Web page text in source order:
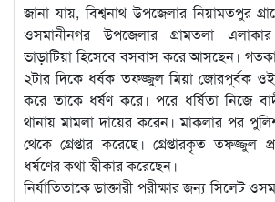
জানা যায়, বিশ্বনাথ উপজেলার নিয়ামতপুর
ওসমানীনগর উপজেলার গ্রামতলা
ভাড়াটিয়া হিসেবে বসবাস করে আসছেন।
২টার দিকে ধর্ষক তফজ্জুল মিয়া জোরপূর্বক
করে তাকে ধর্ষণ করে। পরে ধর্ষিতা নিজে
থানায় মামলা দায়ের করেন। মাকলার পর
থেকে গ্রেপ্তার করেছে। গ্রেপ্তারকৃত তফজ্জুল
ধর্ষণের কথা স্বীকার করেছেন।
নির্যাতিতাকে ডাক্তারী পরীক্ষার জন্য সিলেট